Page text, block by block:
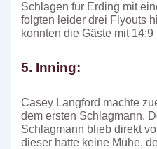
Schlagen für Erding mit
folgten leider drei Flyouts
konnten die Gäste mit
5. Inning:
Casey Langford machte
dem ersten Schlagmann.
Schlagmann blieb direkt
dieser hatte keine Mühe,